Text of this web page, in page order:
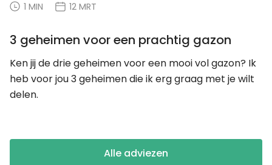
1 MIN 12 MRT
3 geheimen voor een prachtig gazon
Ken jij de drie geheimen voor een mooi vol gazon? Ik
heb voor jou 3 geheimen die ik erg graag met je wilt
delen.
Alle adviezen